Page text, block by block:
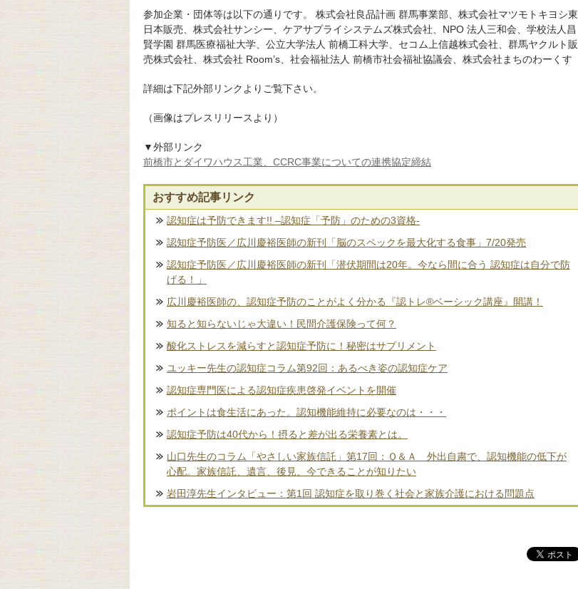
参加企業・団体等は以下の通りです。 株式会社良品計画 群馬事業部、株式会社マツモトキヨシ東
日本販売、株式会社サンシー、ケアサプライシステムズ株式会社、NPO 法人三和会、学校法人昌
賢学園 群馬医療福祉大学、公立大学法人 前橋工科大学、セコム上信越株式会社、群馬ヤクルト販
売株式会社、株式会社 Room’s、社会福祉法人 前橋市社会福祉協議会、株式会社まちのわーくす
詳細は下記外部リンクよりご覧下さい。
（画像はプレスリリースより）
▼外部リンク
前橋市とダイワハウス工業、CCRC事業についての連携協定締結
おすすめ記事リンク
認知症は予防できます!! –認知症「予防」のための3資格-
認知症予防医／広川慶裕医師の新刊「脳のスペックを最大化する食事」7/20発売
認知症予防医／広川慶裕医師の新刊「潜伏期間は20年。今なら間に合う 認知症は自分で防
げる！」
広川慶裕医師の、認知症予防のことがよく分かる『認トレ®️ベーシック講座』開講！
知ると知らないじゃ大違い！民間介護保険って何？
酸化ストレスを減らすと認知症予防に！秘密はサプリメント
ユッキー先生の認知症コラム第92回：あるべき姿の認知症ケア
認知症専門医による認知症疾患啓発イベントを開催
ポイントは食生活にあった。認知機能維持に必要なのは・・・
認知症予防は40代から！摂ると差が出る栄養素とは。
山口先生のコラム「やさしい家族信託」第17回：Ｑ＆Ａ 外出自粛で、認知機能の低下が
心配。家族信託、遺言、後見、今できることが知りたい
岩田淳先生インタビュー：第1回 認知症を取り巻く社会と家族介護における問題点